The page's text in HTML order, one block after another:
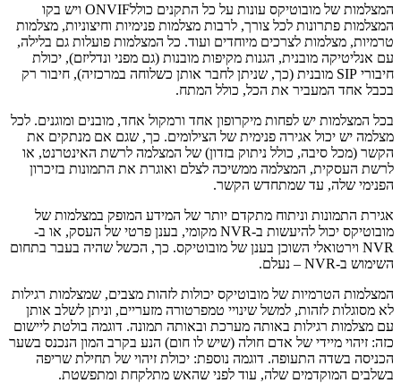
המצלמות של מובוטיקס עונות על כל התקנים כוללONVIF ויש בקו
המצלמות פתרונות לכל צורך, לרבות מצלמות פנימיות וחיצוניות, מצלמות
טרמיות, מצלמות לצרכים מיוחדים ועוד. כל המצלמות פועלות גם בלילה,
עם אנליטיקה מובנית, הגנות מקיפות מובנות (גם מפני ונדליזם), יכולת
חיבורי SIP מובנית (כך, שניתן לחבר אותן כשלוחה במרכזיה), חיבור רק
בכבל אחד המעביר את הכל, כולל המתח.
בכל המצלמות יש לפחות מיקרופון אחד ורמקול אחד, מובנים ומוגנים. לכל
מצלמה יש יכול אגירה פנימית של הצילומים. כך, שגם אם מנתקים את
הקשר (מכל סיבה, כולל ניתוק בזדון) של המצלמה לרשת האינטרנט, או
לרשת העסקית, המצלמה ממשיכה לצלם ואוגרת את התמונות בזיכרון
הפנימי שלה, עד שמתחדש הקשר.
אגירת התמונות וניתוח מתקדם יותר של המידע המופק במצלמות של
מובוטיקס יכול להיעשות ב-NVR מקומי, בענן פרטי של העסק, או ב-
NVR וירטואלי השוכן בענן של מובוטיקס. כך, הכשל שהיה בעבר בתחום
השימוש ב-NVR – נעלם.
המצלמות הטרמיות של מובוטיקס יכולות לזהות מצבים, שמצלמות רגילות
לא מסוגלות לזהות, למשל שינויי טמפרטורה מזעריים, וניתן לשלב אותן
עם מצלמות רגילות באותה מערכת ובאותה תמונה. דוגמה בולטת ליישום
כזה: זיהוי מיידי של אדם חולה (שיש לו חום) הנע בקרב המון הנכנס בשער
הכניסה בשדה התעופה. דוגמה נוספת: יכולת זיהוי של תחילת שריפה
בשלבים המוקדמים שלה, עוד לפני שהאש מתלקחת ומתפשטת.